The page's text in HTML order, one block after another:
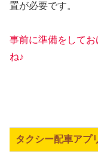
置が必要です。
事前に準備をして
ね♪
タクシー配車アプ